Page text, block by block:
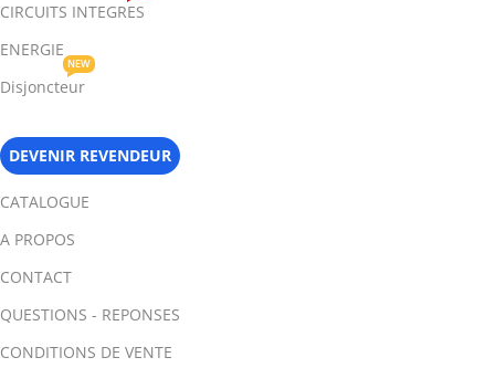
CIRCUITS INTEGRES
ENERGIE
Disjoncteur
NEW
DEVENIR REVENDEUR
CATALOGUE
A PROPOS
CONTACT
QUESTIONS - REPONSES
CONDITIONS DE VENTE